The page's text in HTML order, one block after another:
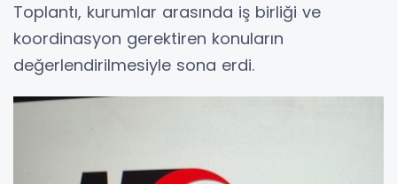
Toplantı, kurumlar arasında iş birliği ve
koordinasyon gerektiren konuların
değerlendirilmesiyle sona erdi.